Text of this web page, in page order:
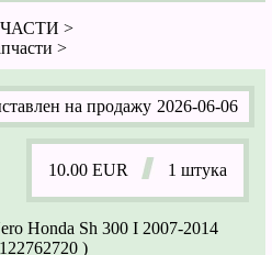
>
>
на продажу 2026-06-06
10.00 EUR 1 штука
Honda Sh 300 I 2007-2014
)